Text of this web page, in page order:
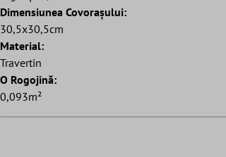
Dimensiunea Covorașului:
30,5x30,5cm
Material:
Travertin
O Rogojină:
0,093m²